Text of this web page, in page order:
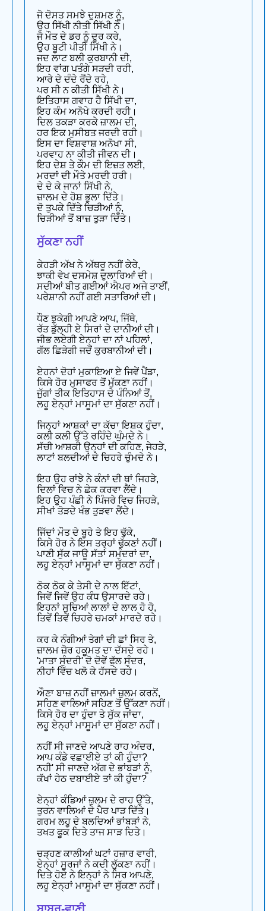
ਜੋ ਦੋਸਤ ਸਮਝੇ ਦੁਸ਼ਮਣ ਨੂੰ,
ਉਹ ਸਿੱਖੀ ਨੀਤੀ ਸਿੱਖੀ ਨੇ।
ਜੋ ਮੌਤ ਦੇ ਡਰ ਨੂੰ ਦੂਰ ਕਰੇ,
ਉਹ ਬੂਟੀ ਪੀਤੀ ਸਿੱਖੀ ਨੇ।
ਜਦ ਲਾਟ ਬਲੀ ਕੁਰਬਾਨੀ ਦੀ,
ਇਹ ਵਾਂਗ ਪਤੰਗੇ ਸੜਦੀ ਰਹੀ,
ਆਰੇ ਦੇ ਦੰਦੇ ਰੋਂਦੇ ਰਹੇ,
ਪਰ ਸੀ ਨ ਕੀਤੀ ਸਿੱਖੀ ਨੇ।
ਇਤਿਹਾਸ ਗਵਾਹ ਹੈ ਸਿੱਖੀ ਦਾ,
ਇਹ ਕੰਮ ਅਨੋਖੇ ਕਰਦੀ ਰਹੀ।
ਦਿਲ ਤਕੜਾ ਕਰਕੇ ਜ਼ਾਲਮ ਦੀ,
ਹਰ ਇਕ ਮੁਸੀਬਤ ਜਰਦੀ ਰਹੀ।
ਇਸ ਦਾ ਵਿਸ਼ਵਾਸ਼ ਅਨੋਖਾ ਸੀ,
ਪਰਵਾਹ ਨਾ ਕੀਤੀ ਜੀਵਨ ਦੀ।
ਇਹ ਦੇਸ਼ ਤੇ ਕੌਮ ਦੀ ਇਜ਼ਤ ਲਈ,
ਮਰਦਾਂ ਦੀ ਮੌਤੇ ਮਰਦੀ ਹਰੀ।
ਦੇ ਦੇ ਕੇ ਜਾਨਾਂ ਸਿੱਖੀ ਨੇ,
ਜ਼ਾਲਮ ਦੇ ਹੋਸ਼ ਭੁਲਾ ਦਿੱਤੇ।
ਦੋ ਤੁਪਕੇ ਦਿੱਤੇ ਚਿੜੀਆਂ ਨੂੰ,
ਚਿੜੀਆਂ ਤੋਂ ਬਾਜ਼ ਤੁੜਾ ਦਿੱਤੇ।
ਸੁੱਕਣਾ ਨਹੀਂ
ਕੇਹੜੀ ਅੱਖ ਨੇ ਅੱਥਰੂ ਨਹੀਂ ਕੇਰੇ,
ਝਾਕੀ ਵੇਖ ਦਸਮੇਸ਼ ਦੁਲਾਰਿਆਂ ਦੀ।
ਸਦੀਆਂ ਬੀਤ ਗਈਆਂ ਐਪਰ ਅਜੇ ਤਾਈਂ,
ਪਰੇਸ਼ਾਨੀ ਨਹੀਂ ਗਈ ਸਤਾਰਿਆਂ ਦੀ।
ਧੌਣ ਝੁਕੇਗੀ ਆਪਣੇ ਆਪ, ਜਿੱਥੇ,
ਰੱਤ ਡੁੱਲ੍ਹੀ ਏ ਸਿਰਾਂ ਦੇ ਦਾਨੀਆਂ ਦੀ।
ਜੀਭ ਲਏਗੀ ਏਨ੍ਹਾਂ ਦਾ ਨਾਂ ਪਹਿਲਾਂ,
ਗੱਲ ਛਿੜੇਗੀ ਜਦੋਂ ਕੁਰਬਾਨੀਆਂ ਦੀ।
ਏਹਨਾਂ ਦੋਹਾਂ ਮੁਕਾਇਆ ਏ ਜਿਵੇਂ ਪੈਂਡਾ,
ਕਿਸੇ ਹੋਰ ਮੁਸਾਫਰ ਤੋਂ ਮੁੱਕਣਾ ਨਹੀਂ।
ਜੁੱਗਾਂ ਤੀਕ ਇਤਿਹਾਸ ਦੇ ਪੰਨਿਆਂ ਤੋਂ,
ਲਹੂ ਏਨ੍ਹਾਂ ਮਾਸੂਮਾਂ ਦਾ ਸੁੱਕਣਾ ਨਹੀਂ।
ਜਿਨ੍ਹਾਂ ਆਸ਼ਕਾਂ ਦਾ ਕੱਚਾ ਇਸ਼ਕ ਹੁੰਦਾ,
ਕਲੀ ਕਲੀ ਉੱਤੇ ਰਹਿੰਦੇ ਘੁੰਮਦੇ ਨੇ।
ਸੱਚੀ ਆਸ਼ਕੀ ਉਨ੍ਹਾਂ ਦੀ ਕਹਿਣ, ਜੇਹੜੇ,
ਲਾਟਾਂ ਬਲਦੀਆਂ ਦੇ ਚਿਹਰੇ ਚੁੰਮਦੇ ਨੇ।
ਇਹ ਉਹ ਰਾਂਝੇ ਨੇ ਕੰਨਾਂ ਦੀ ਥਾਂ ਜਿਹੜੇ,
ਦਿਲਾਂ ਵਿਚ ਨੇ ਛੇਕ ਕਰਵਾ ਲੈਂਦੇ।
ਇਹ ਉਹ ਪੰਛੀ ਨੇ ਪਿੰਜਰੇ ਵਿਚ ਜਿਹੜੇ,
ਸੀਖਾਂ ਤੋੜਦੇ ਖੰਭ ਤੁੜਵਾ ਲੈਂਦੇ।
ਜਿੱਦਾਂ ਮੌਤ ਦੇ ਬੂਹੇ ਤੇ ਇਹ ਢੁੱਕੇ,
ਕਿਸੇ ਹੋਰ ਨੇ ਇਸ ਤਰ੍ਹਾਂ ਢੁੱਕਣਾਂ ਨਹੀਂ।
ਪਾਣੀ ਸੁੱਕ ਜਾਊ ਸੱਤਾਂ ਸਮੁੰਦਰਾਂ ਦਾ,
ਲਹੂ ਏਨ੍ਹਾਂ ਮਾਸੂਮਾਂ ਦਾ ਸੁੱਕਣਾ ਨਹੀਂ।
ਠੋਕ ਠੋਕ ਕੇ ਤੇਸੀ ਦੇ ਨਾਲ ਇੱਟਾਂ,
ਜਿਵੇਂ ਜਿਵੇਂ ਉਹ ਕੰਧ ਉਸਾਰਦੇ ਰਹੇ।
ਇਹਨਾਂ ਸੁਚਿਆਂ ਲਾਲਾਂ ਦੇ ਲਾਲ ਹੋ ਹੋ,
ਤਿਵੇਂ ਤਿਵੇਂ ਚਿਹਰੇ ਚਮਕਾਂ ਮਾਰਦੇ ਰਹੇ।
ਕਰ ਕੇ ਨੰਗੀਆਂ ਤੇਗਾਂ ਦੀ ਛਾਂ ਸਿਰ ਤੇ,
ਜ਼ਾਲਮ ਜ਼ੋਰ ਹਕੂਮਤ ਦਾ ਦੱਸਦੇ ਰਹੇ।
'ਮਾਤਾ ਸੁੰਦਰੀ' ਦੋ ਦੋਵੇਂ ਫੁੱਲ ਸੁੰਦਰ,
ਨੀਹਾਂ ਵਿੱਚ ਖਲੋ ਕੇ ਹੱਸਦੇ ਰਹੇ।
ਔਣਾ ਬਾਜ਼ ਨਹੀਂ ਜ਼ਾਲਮਾਂ ਜ਼ੁਲਮ ਕਰਨੋਂ,
ਸਹਿਣ ਵਾਲਿਆਂ ਸਹਿਣ ਤੋਂ ਉੱਕਣਾ ਨਹੀਂ।
ਕਿਸੇ ਹੋਰ ਦਾ ਹੁੰਦਾ ਤੇ ਸੁੱਕ ਜਾਂਦਾ,
ਲਹੂ ਏਨ੍ਹਾਂ ਮਾਸੂਮਾਂ ਦਾ ਸੁੱਕਣਾ ਨਹੀਂ।
ਨਹੀਂ ਸੀ ਜਾਣਦੇ ਆਪਣੇ ਰਾਹ ਅੰਦਰ,
ਆਪ ਕੰਡੇ ਵਛਾਈਏ ਤਾਂ ਕੀ ਹੁੰਦਾ?
ਨਹੀ' ਸੀ ਜਾਣਦੇ ਅੱਗ ਦੇ ਭਾਂਬੜਾਂ ਨੂੰ,
ਕੱਖਾਂ ਹੇਠ ਦਬਾਈਏ ਤਾਂ ਕੀ ਹੁੰਦਾ?
ਏਨ੍ਹਾਂ ਕੰਡਿਆਂ ਜ਼ੁਲਮ ਦੇ ਰਾਹ ਉੱਤੇ,
ਤੁਰਨ ਵਾਲਿਆਂ ਦੇ ਪੈਰ ਪਾੜ ਦਿੱਤੇ।
ਗਰਮ ਲਹੂ ਦੇ ਬਲਦਿਆਂ ਭਾਂਬੜਾਂ ਨੇ,
ਤਖਤ ਫੂਕ ਦਿਤੇ ਤਾਜ ਸਾੜ ਦਿਤੇ।
ਚੜ੍ਹਣ ਕਾਲੀਆਂ ਘਟਾਂ ਹਜ਼ਾਰ ਵਾਰੀ,
ਏਨ੍ਹਾਂ ਸੂਰਜਾਂ ਨੇ ਕਦੀ ਲੁੱਕਣਾ ਨਹੀਂ।
ਦਿਤੇ ਹੋਏ ਨੇ ਇਨ੍ਹਾਂ ਨੇ ਸਿਰ ਆਪਣੇ,
ਲਹੂ ਏਨ੍ਹਾਂ ਮਾਸੂਮਾਂ ਦਾ ਸੁੱਕਣਾ ਨਹੀਂ।